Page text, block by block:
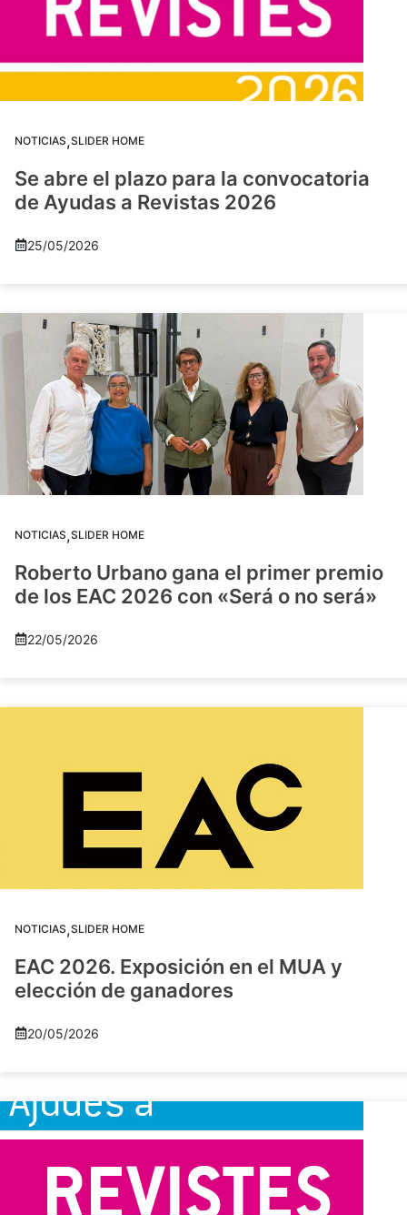
NOTICIAS,SLIDER HOME
Se abre el plazo para la convocatoria
de Ayudas a Revistas 2026
25/05/2026
NOTICIAS,SLIDER HOME
Roberto Urbano gana el primer premio
de los EAC 2026 con «Será o no será»
22/05/2026
NOTICIAS,SLIDER HOME
EAC 2026. Exposición en el MUA y
elección de ganadores
20/05/2026